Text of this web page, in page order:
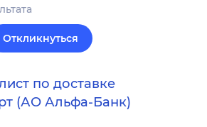
Откликнуться
по доставке
(АО Альфа-Банк)